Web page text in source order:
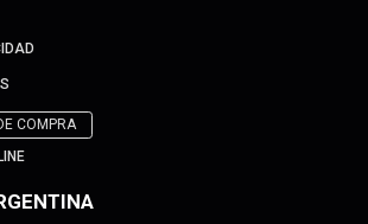
COMPRA